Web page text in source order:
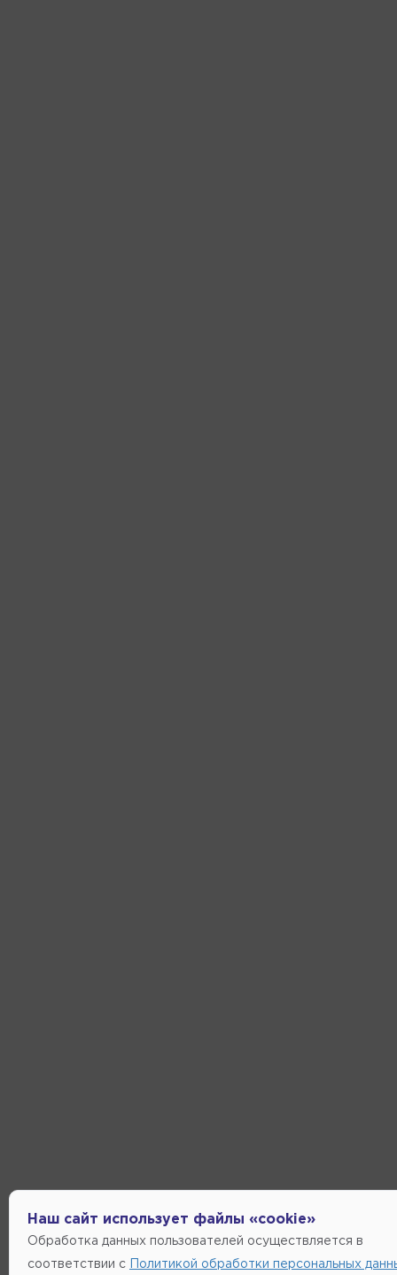
Наш сайт использует файлы «cookie»
Обработка данных пользователей осуществляется в
соответствии с Политикой обработки персональных